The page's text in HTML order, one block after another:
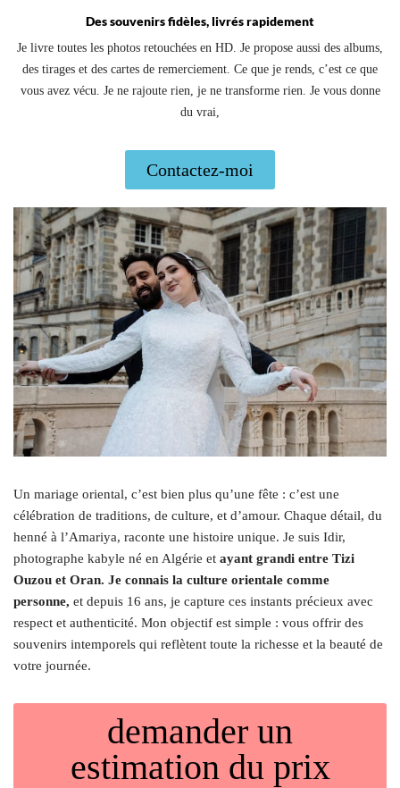
Des souvenirs fidèles, livrés rapidement
Je livre toutes les photos retouchées en HD. Je propose aussi des albums,
des tirages et des cartes de remerciement. Ce que je rends, c’est ce que
vous avez vécu. Je ne rajoute rien, je ne transforme rien. Je vous donne
du vrai,
Contactez-moi
Un mariage oriental, c’est bien plus qu’une fête : c’est une
célébration de traditions, de culture, et d’amour. Chaque détail, du
henné à l’Amariya, raconte une histoire unique. Je suis Idir,
photographe kabyle né en Algérie et ayant grandi entre Tizi
Ouzou et Oran. Je connais la culture orientale comme
personne, et depuis 16 ans, je capture ces instants précieux avec
respect et authenticité. Mon objectif est simple : vous offrir des
souvenirs intemporels qui reflètent toute la richesse et la beauté de
votre journée.
demander un
estimation du prix